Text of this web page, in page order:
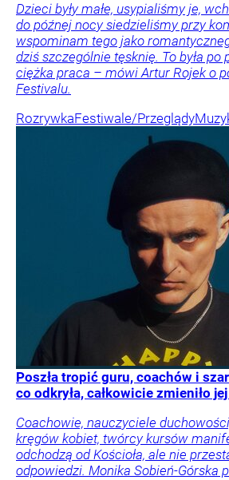
Dzieci były małe, usypialiśmy je,
do późnej nocy siedzieliśmy przy
wspominam tego jako
dziś szczególnie tęsknię. To była po
ciężka praca – mówi Artur Rojek o
Festivalu.
RozrywkaFestiwale/Przeglądy
Poszła tropić guru, coachów i
co odkryła, całkowicie zmieniło
Coachowie, nauczyciele
kręgów kobiet, twórcy kursów
odchodzą od Kościoła, ale nie
odpowiedzi. Monika Sobień-Górska